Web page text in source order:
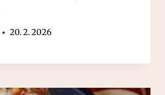
20. 2. 2026